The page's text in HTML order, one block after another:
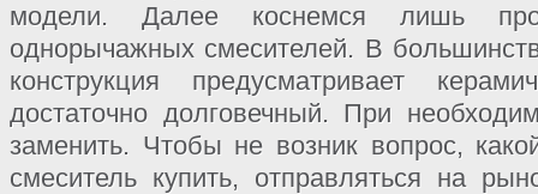
модели. Далее коснемся лишь
однорычажных смесителей. В
конструкция предусматривает
достаточно долговечный. При
заменить. Чтобы не возник вопрос,
смеситель купить, отправляться на